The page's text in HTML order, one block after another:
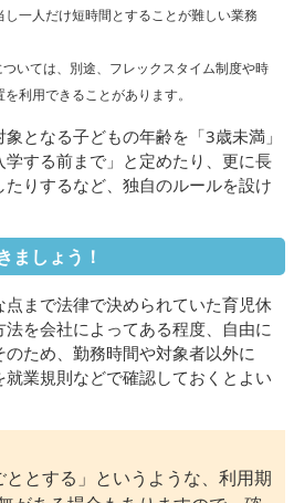
一人だけ短時間とすることが難しい業務
いては、別途、フレックスタイム制度や時
利用できることがあります。
となる子どもの年齢を「3歳未満」
する前まで」と定めたり、更に長
たりするなど、独自のルールを設け
ましょう！
まで法律で決められていた育児休
を会社によってある程度、自由に
ため、勤務時間や対象者以外に
業規則などで確認しておくとよい
ととする」というような、利用期